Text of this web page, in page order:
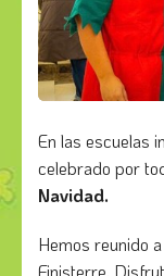
En las escuelas
celebrado por
Navidad.
Hemos reunido
Finisterre.